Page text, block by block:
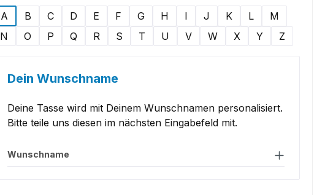
A
B C D E F G H I J K L
M
N
O P Q R S T U V W X Y Z
Dein Wunschname
Deine Tasse wird mit Deinem Wunschnamen personalisiert.
Bitte teile uns diesen im nächsten Eingabefeld mit.
Wunschname